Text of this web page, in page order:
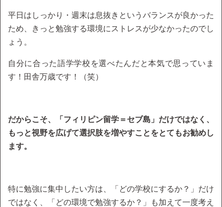
平日はしっかり・週末は息抜きというバランスが良かった
ため、きっと勉強する環境にストレスが少なかったのでし
ょう。
自分に合った語学学校を選べたんだと本気で思っていま
す！田舎万歳です！（笑）
だからこそ、「フィリピン留学＝セブ島」だけではなく、
もっと視野を広げて選択肢を増やすことをとてもお勧めし
ます。
特に勉強に集中したい方は、「どの学校にするか？」だけ
ではなく、「どの環境で勉強するか？」も加えて一度考え